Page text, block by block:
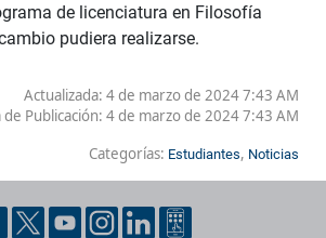
de licenciatura en Filosofía
pudiera realizarse.
Actualizada: 4 de marzo de 2024 7:43 AM
de Publicación: 4 de marzo de 2024 7:43 AM
Categorías: Estudiantes, Noticias